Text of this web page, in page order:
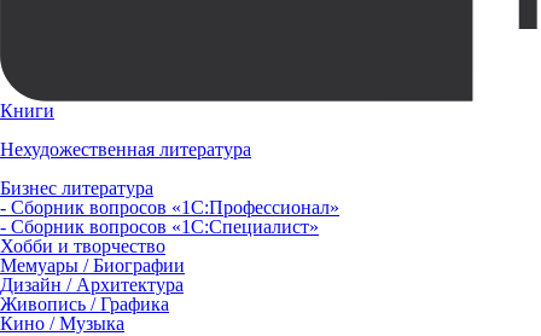
Книги
Нехудожественная литература
Бизнес литература
- Сборник вопросов «1С:Профессионал»
- Сборник вопросов «1С:Специалист»
Хобби и творчество
Мемуары / Биографии
Дизайн / Архитектура
Живопись / Графика
Кино / Музыка